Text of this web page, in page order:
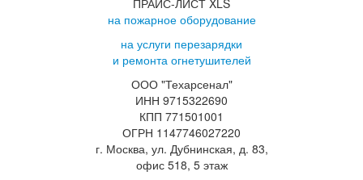
ПРАЙС-ЛИСТ XLS
на пожарное оборудование
на услуги перезарядки
и ремонта огнетушителей
ООО "Техарсенал"
ИНН 9715322690
КПП 771501001
ОГРН 1147746027220
г. Москва, ул. Дубнинская, д. 83,
офис 518, 5 этаж